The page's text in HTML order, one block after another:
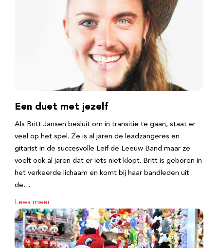
Een duet met jezelf
Als Britt Jansen besluit om in transitie te gaan, staat er
veel op het spel. Ze is al jaren de leadzangeres en
gitarist in de succesvolle Leif de Leeuw Band maar ze
voelt ook al jaren dat er iets niet klopt. Britt is geboren in
het verkeerde lichaam en komt bij haar bandleden uit
de…
Lees meer